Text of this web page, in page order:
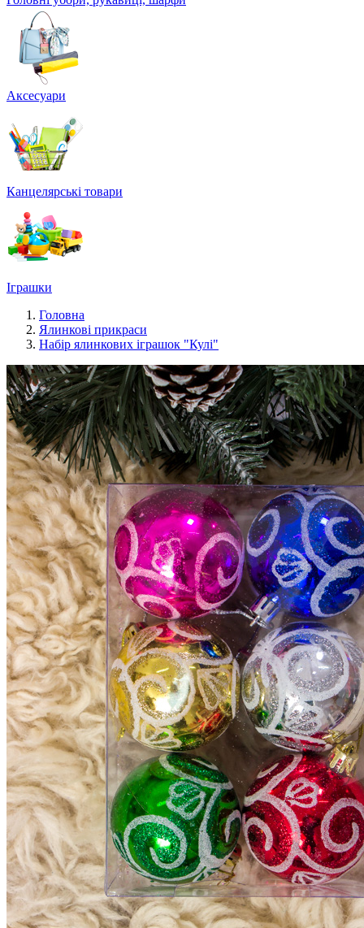
Аксесуари
Канцелярські товари
Іграшки
Головна
Ялинкові прикраси
Набір ялинкових іграшок "Кулі"